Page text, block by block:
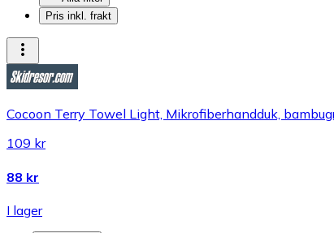
Pris inkl. frakt
Cocoon Terry Towel Light, Mikrofiberhandduk,
109 kr
88 kr
I lager